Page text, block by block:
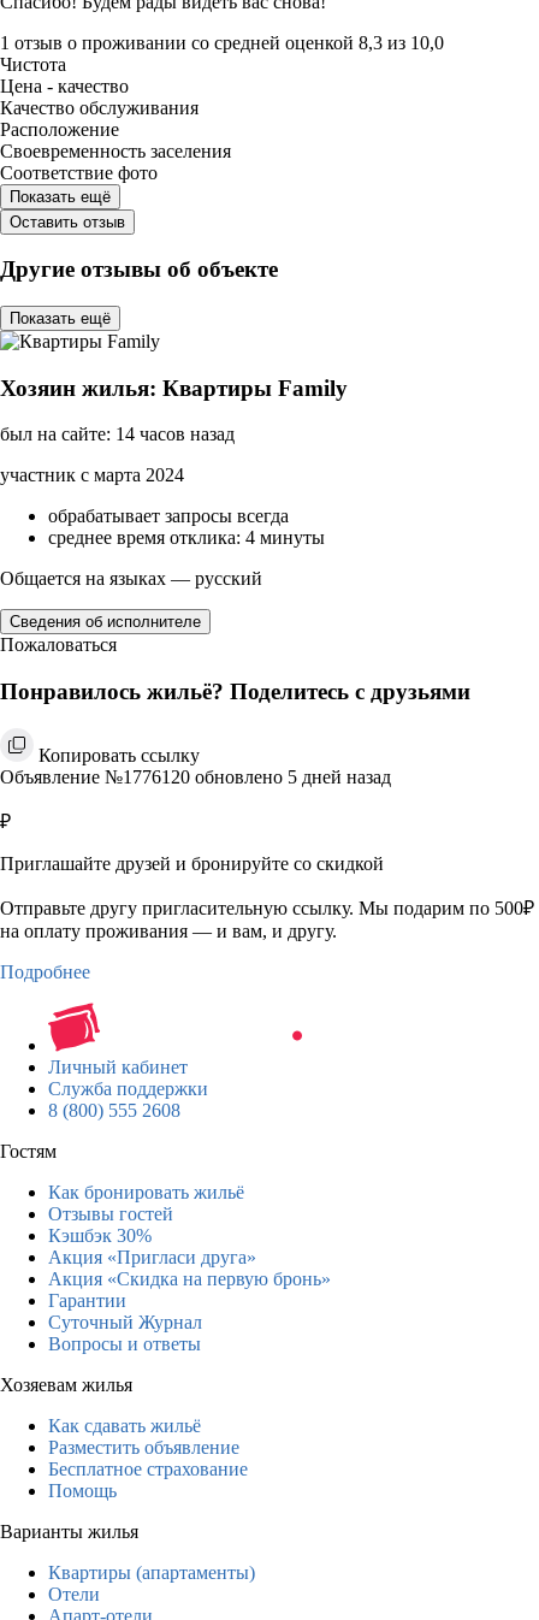
1 отзыв о проживании со средней оценкой 8,3 из 10,0
Чистота
Цена - качество
Качество обслуживания
Расположение
Своевременность заселения
Соответствие фото
Показать ещё
Оставить отзыв
Другие отзывы об объекте
Показать ещё
Хозяин жилья: Квартиры Family
был на сайте: 14 часов назад
участник с марта 2024
обрабатывает запросы всегда
среднее время отклика: 4 минуты
Общается на языках — русский
Сведения об исполнителе
Пожаловаться
Понравилось жильё? Поделитесь с друзьями
Копировать ссылку
Объявление №1776120 обновлено 5 дней назад
₽
Приглашайте друзей и бронируйте со скидкой
Отправьте другу пригласительную ссылку. Мы подарим по 500₽
на оплату проживания — и вам, и другу.
Подробнее
Личный кабинет
Служба поддержки
8 (800) 555 2608
Гостям
Как бронировать жильё
Отзывы гостей
Кэшбэк 30%
Акция «Пригласи друга»
Акция «Скидка на первую бронь»
Гарантии
Суточный Журнал
Вопросы и ответы
Хозяевам жилья
Как сдавать жильё
Разместить объявление
Бесплатное страхование
Помощь
Варианты жилья
Квартиры (апартаменты)
Отели
Апарт-отели